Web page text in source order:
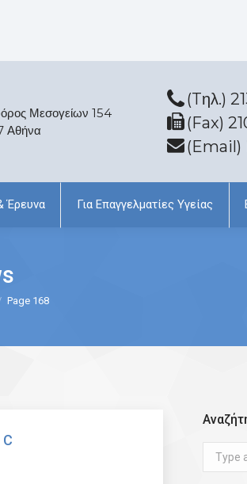
Μεσογείων 154
Αθήνα
(Tηλ.)
(Fax)
Έρευνα Για Επαγγελματίες Υγείας
Page 168
Search: